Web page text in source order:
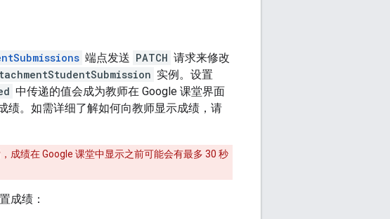
端点发送 PATCH 请求来修改
实例。设置
中传递的值会成为教师在 Google 课堂界面
。如需详细了解如何向教师显示成绩，请
成绩在 Google 课堂中显示之前可能会有最多 30 秒
成绩：